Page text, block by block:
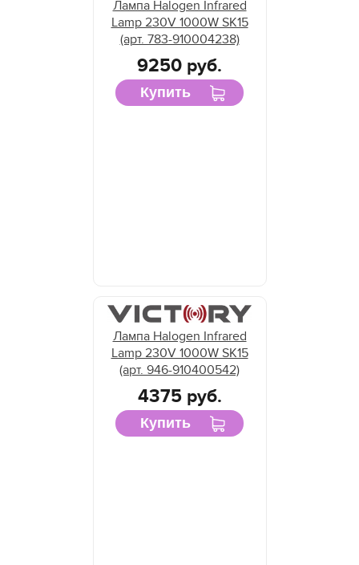
Лампа Halogen Infrared
Lamp 230V 1000W SK15
(арт. 783-910004238)
9250 руб.
Купить
Лампа Halogen Infrared
Lamp 230V 1000W SK15
(арт. 946-910400542)
4375 руб.
Купить